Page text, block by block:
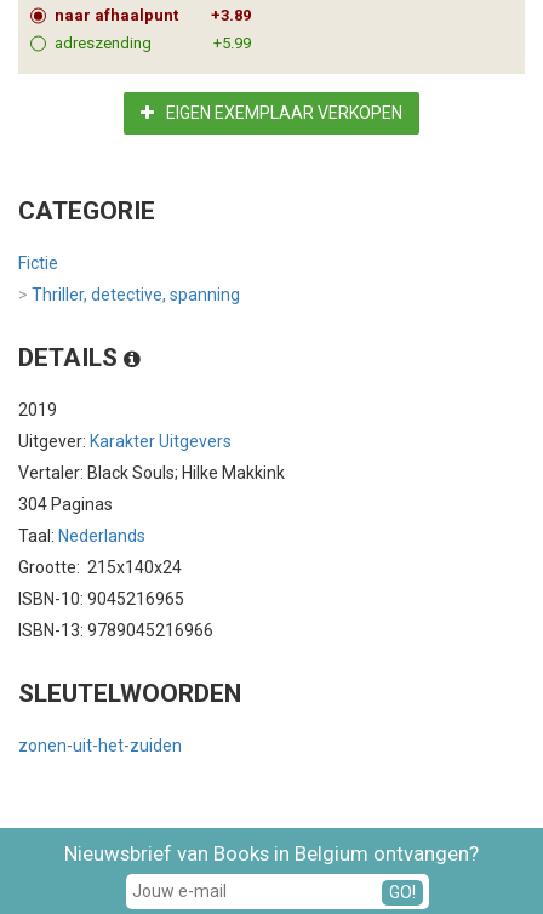
naar afhaalpunt
+3.89
adreszending
+5.99
EIGEN EXEMPLAAR VERKOPEN
CATEGORIE
Fictie
> Thriller, detective, spanning
DETAILS
2019
Uitgever: Karakter Uitgevers
Vertaler: Black Souls; Hilke Makkink
304 Paginas
Taal: Nederlands
Grootte: 215x140x24
ISBN-10: 9045216965
ISBN-13: 9789045216966
SLEUTELWOORDEN
zonen-uit-het-zuiden
Nieuwsbrief van Books in Belgium ontvangen?
GO!